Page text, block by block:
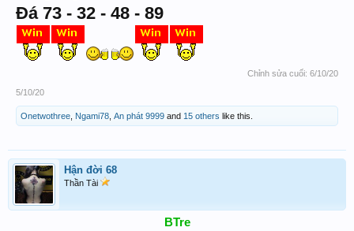
Đá 73 - 32 - 48 - 89
Chỉnh sửa cuối: 6/10/20
5/10/20
Onetwothree Ngami78 An phát 9999 and 15 others like this.
Hận đời 68
Thần Tài
BTre